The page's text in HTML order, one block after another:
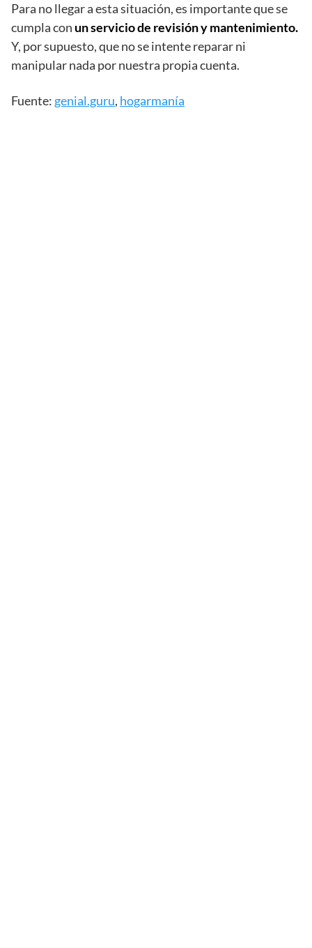
Para no llegar a esta situación, es importante que se
cumpla con un servicio de revisión y mantenimiento.
Y, por supuesto, que no se intente reparar ni
manipular nada por nuestra propia cuenta.
Fuente: genial.guru, hogarmanía